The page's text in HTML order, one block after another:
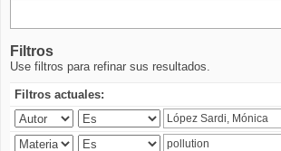
Filtros
Use filtros para refinar sus resultados.
Filtros actuales: